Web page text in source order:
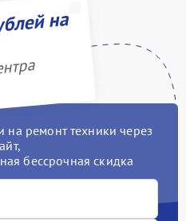
на
ремонт техники через
бессрочная скидка